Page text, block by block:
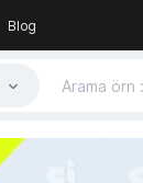
Blog